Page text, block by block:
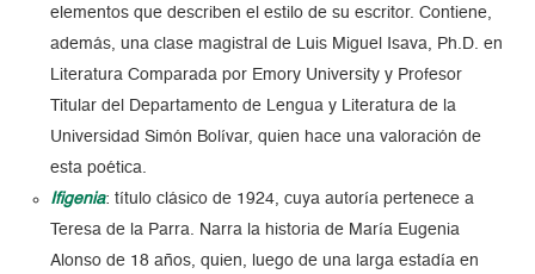
elementos que describen el estilo de su escritor. Contiene,
además, una clase magistral de Luis Miguel Isava, Ph.D. en
Literatura Comparada por Emory University y Profesor
Titular del Departamento de Lengua y Literatura de la
Universidad Simón Bolívar, quien hace una valoración de
esta poética.
Ifigenia: título clásico de 1924, cuya autoría pertenece a
Teresa de la Parra. Narra la historia de María Eugenia
Alonso de 18 años, quien, luego de una larga estadía en